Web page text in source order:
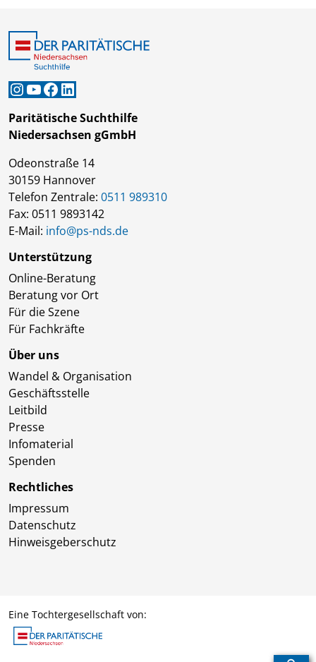
Instagram
YouTube
Facebook
LinkedIn
Paritätische Suchthilfe
Niedersachsen gGmbH
Odeonstraße 14
30159 Hannover
Telefon Zentrale: 0511 989310
Fax: 0511 9893142
E-Mail: info@ps-nds.de
Unterstützung
Online-Beratung
Beratung vor Ort
Für die Szene
Für Fachkräfte
Über uns
Wandel & Organisation
Geschäftsstelle
Leitbild
Presse
Infomaterial
Spenden
Rechtliches
Impressum
Datenschutz
Hinweisgeberschutz
Eine Tochtergesellschaft von: